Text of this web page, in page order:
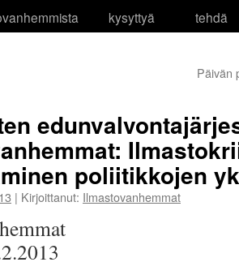
kysyttyä
tehdä
Päivän
poliitikkojen
| Kirjoittanut: Ilmastovanhemmat